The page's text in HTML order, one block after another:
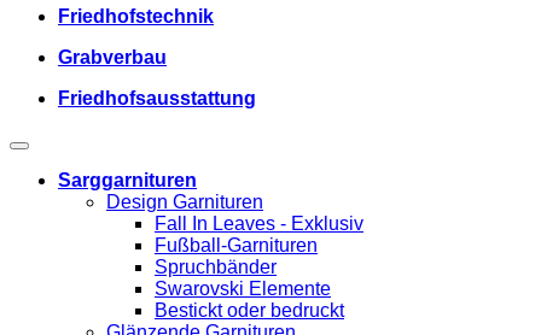
Friedhofstechnik
Grabverbau
Friedhofsausstattung
Sarggarnituren
Design Garnituren
Fall In Leaves - Exklusiv
Fußball-Garnituren
Spruchbänder
Swarovski Elemente
Bestickt oder bedruckt